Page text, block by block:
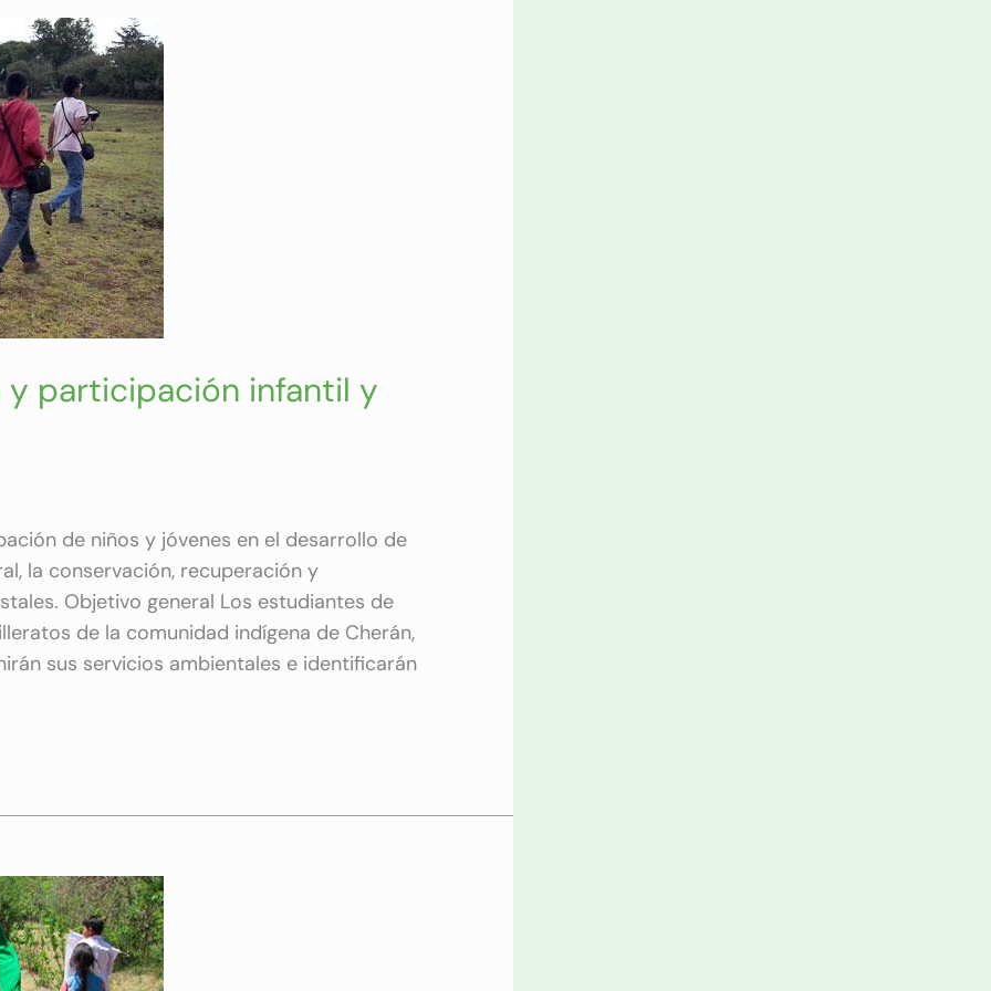
y participación infantil y
de niños y jóvenes en el desarrollo de
la conservación, recuperación y
Objetivo general Los estudiantes de
de la comunidad indígena de Cherán,
sus servicios ambientales e identificarán